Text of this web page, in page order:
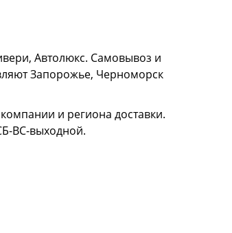
Автолюкс. Самовывоз и
Запорожье, Черноморск
и региона доставки.
ВС-выходной.